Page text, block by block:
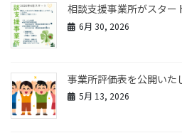
相談支援事業所がスター
6月 30, 2026
事業所評価表を公開いた
5月 13, 2026